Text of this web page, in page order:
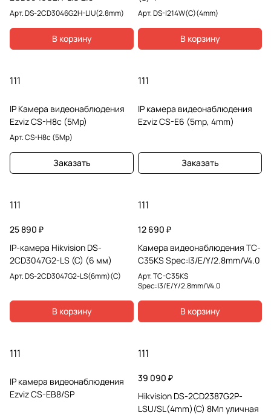
Арт.DS-2CD3046G2H-LIU(2.8mm)
В корзину
Арт.DS-I214W(C)(4mm)
В корзину
111
IP Камера видеонаблюдения
Ezviz CS-H8c (5Mp)
Арт.CS-H8c (5Mp)
Заказать
111
IP камера видеонаблюдения
Ezviz CS-E6 (5mp, 4mm)
Заказать
111
25 890 ₽
IP-камера Hikvision DS-
2CD3047G2-LS (С) (6 мм)
Арт.DS-2CD3047G2-LS(6mm)(C)
В корзину
111
12 690 ₽
Камера видеонаблюдения TC-
C35KS Spec:I3/E/Y/2.8mm/V4.0
Арт.TC-C35KS
Spec:I3/E/Y/2.8mm/V4.0
В корзину
111
IP камера видеонаблюдения
Ezviz CS-EB8/SP
111
39 090 ₽
Hikvision DS-2CD2387G2P-
LSU/SL(4mm)(C) 8Мп уличная